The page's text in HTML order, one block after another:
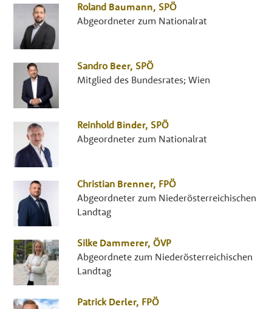
Roland Baumann, SPÖ
Abgeordneter zum Nationalrat
Sandro Beer, SPÖ
Mitglied des Bundesrates; Wien
Reinhold Binder, SPÖ
Abgeordneter zum Nationalrat
Christian Brenner, FPÖ
Abgeordneter zum Niederösterreichischen
Landtag
Silke Dammerer, ÖVP
Abgeordnete zum Niederösterreichischen
Landtag
Patrick Derler, FPÖ